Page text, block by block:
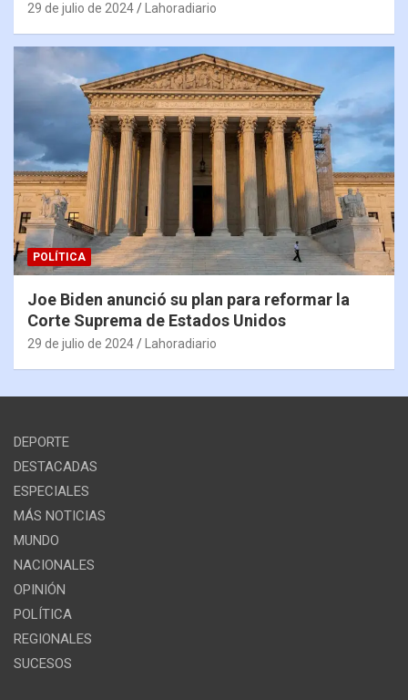
29 de julio de 2024 Lahoradiario
POLÍTICA
Joe Biden anunció su plan para reformar la
Corte Suprema de Estados Unidos
29 de julio de 2024 Lahoradiario
DEPORTE
DESTACADAS
ESPECIALES
MÁS NOTICIAS
MUNDO
NACIONALES
OPINIÓN
POLÍTICA
REGIONALES
SUCESOS